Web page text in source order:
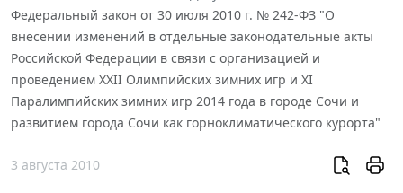
Федеральный закон от 30 июля 2010 г. № 242-ФЗ "О
внесении изменений в отдельные законодательные акты
Российской Федерации в связи с организацией и
проведением XXII Олимпийских зимних игр и XI
Паралимпийских зимних игр 2014 года в городе Сочи и
развитием города Сочи как горноклиматического курорта"
3 августа 2010